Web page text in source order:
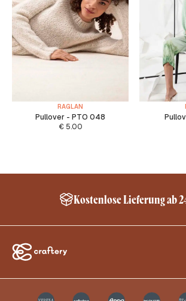
RAGLAN
Pullover - PTO 048
€5.00
Kostenlose Lieferung ab